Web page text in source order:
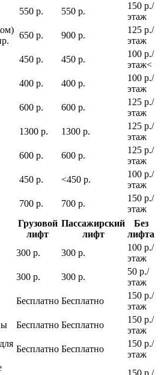
550 р. 550 р.
150 р./
этаж
650 р. 900 р.
125 р./
этаж
450 р. 450 р.
100 р./
этаж<
400 р. 400 р.
100 р./
этаж
600 р. 600 р.
125 р./
этаж
1300 р. 1300 р.
125 р./
этаж
600 р. 600 р.
125 р./
этаж
450 р. <450 р.
100 р./
этаж
700 р. 700 р.
150 р./
этаж
Грузовой
лифт
Пассажирский
лифт
Без
лифта
300 р. 300 р.
100 р./
этаж
300 р. 300 р.
50 р./
этаж
Бесплатно Бесплатно
150 р./
этаж
Бесплатно Бесплатно
150 р./
этаж
Бесплатно Бесплатно
150 р./
этаж